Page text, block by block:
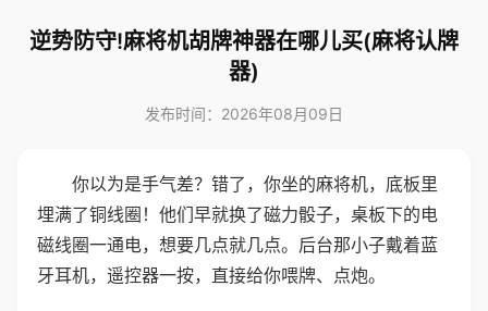
逆势防守!麻将机胡牌神器在哪儿买(麻将认牌
器)
发布时间：2026年08月09日
你以为是手气差？错了，你坐的麻将机，底板里
埋满了铜线圈！他们早就换了磁力骰子，桌板下的电
磁线圈一通电，想要几点就几点。后台那小子戴着蓝
牙耳机，遥控器一按，直接给你喂牌、点炮。